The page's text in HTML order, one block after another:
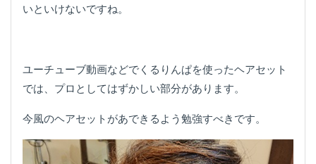
いといけないですね。
ユーチューブ動画などでくるりんぱを使ったヘアセット
では、プロとしてはずかしい部分があります。
今風のヘアセットがあできるよう勉強すべきです。